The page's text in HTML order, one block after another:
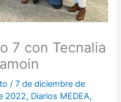
7 con Tecnalia
/7 de diciembre de
2022, Diarios MEDEA,